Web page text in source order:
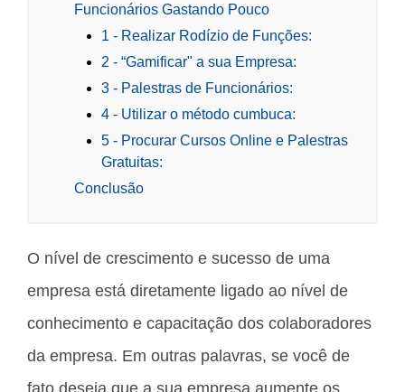
Funcionários Gastando Pouco
1 - Realizar Rodízio de Funções:
2 - “Gamificar" a sua Empresa:
3 - Palestras de Funcionários:
4 - Utilizar o método cumbuca:
5 - Procurar Cursos Online e Palestras
Gratuitas:
Conclusão
O nível de crescimento e sucesso de uma
empresa está diretamente ligado ao nível de
conhecimento e capacitação dos colaboradores
da empresa. Em outras palavras, se você de
fato deseja que a sua empresa aumente os